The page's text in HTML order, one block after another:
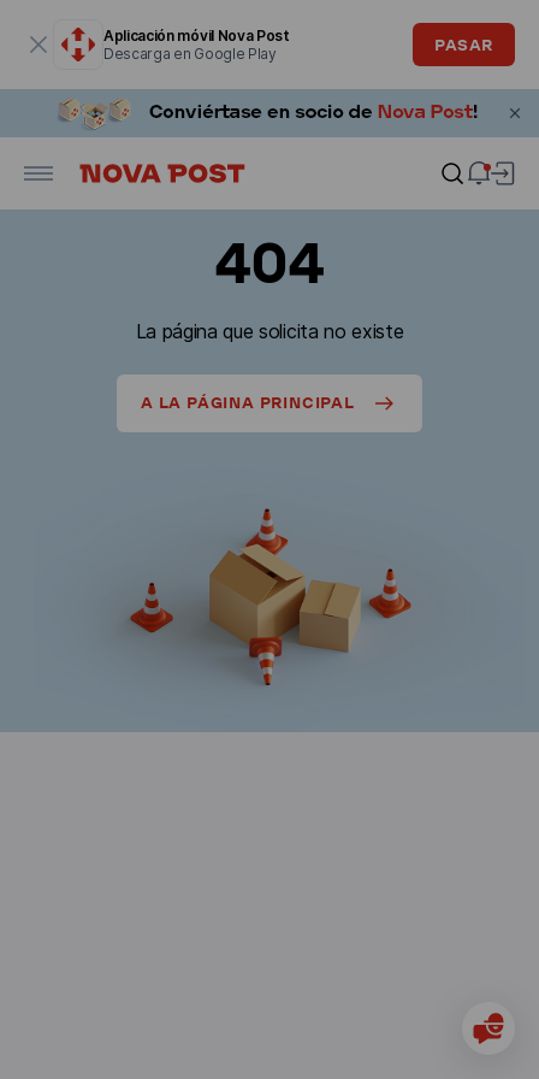
Aplicación móvil Nova Post
Descarga en Google Play
PASAR
404
La página que solicita no existe
A LA PÁGINA PRINCIPAL